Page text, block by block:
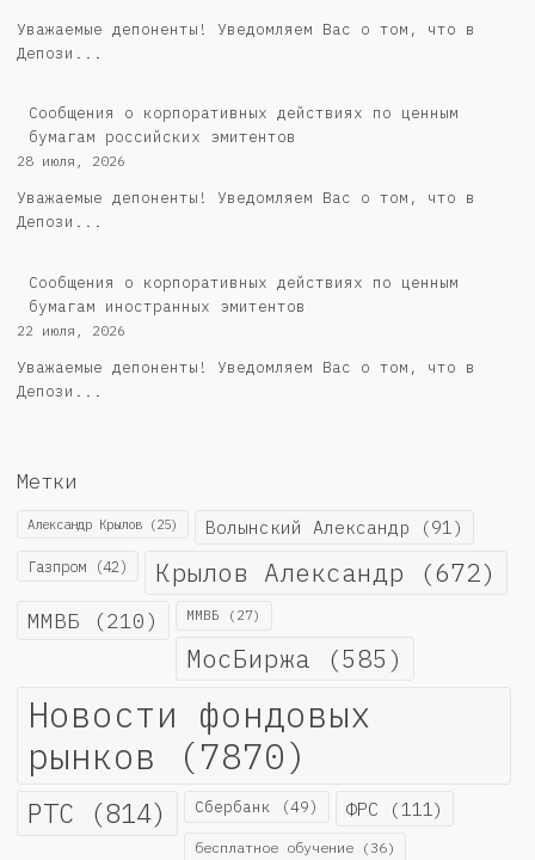
Уважаемые депоненты! Уведомляем Вас о том, что в
Депози...
Cообщения о корпоративных действиях по ценным
бумагам российских эмитентов
28 июля, 2026
Уважаемые депоненты! Уведомляем Вас о том, что в
Депози...
Сообщения о корпоративных действиях по ценным
бумагам иностранных эмитентов
22 июля, 2026
Уважаемые депоненты! Уведомляем Вас о том, что в
Депози...
Метки
Александр Крылов (25) Волынский Александр (91)
Газпром (42) Крылов Александр (672)
ММВБ (210) ММВБ (27)
МосБиржа (585)
Новости фондовых
рынков (7870)
РТС (814) Сбербанк (49) ФРС (111)
бесплатное обучение (36)